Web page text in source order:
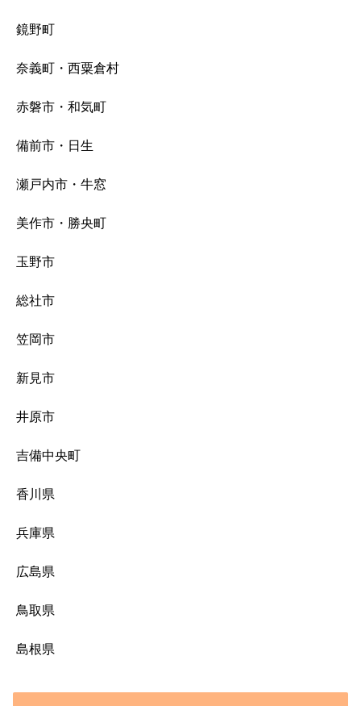
鏡野町
奈義町・西粟倉村
赤磐市・和気町
備前市・日生
瀬戸内市・牛窓
美作市・勝央町
玉野市
総社市
笠岡市
新見市
井原市
吉備中央町
香川県
兵庫県
広島県
鳥取県
島根県